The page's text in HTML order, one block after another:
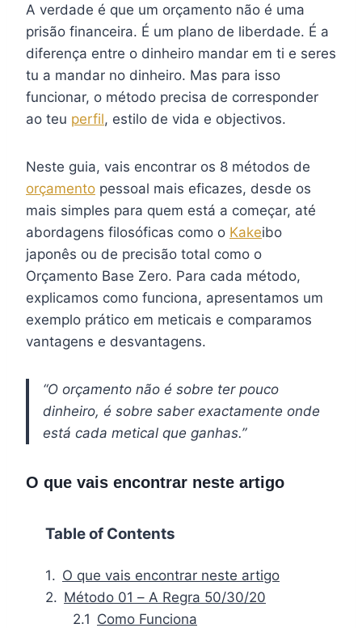
A verdade é que um orçamento não é uma
prisão financeira. É um plano de liberdade. É a
diferença entre o dinheiro mandar em ti e seres
tu a mandar no dinheiro. Mas para isso
funcionar, o método precisa de corresponder
ao teu perfil, estilo de vida e objectivos.
Neste guia, vais encontrar os 8 métodos de
orçamento pessoal mais eficazes, desde os
mais simples para quem está a começar, até
abordagens filosóficas como o Kakeibo
japonês ou de precisão total como o
Orçamento Base Zero. Para cada método,
explicamos como funciona, apresentamos um
exemplo prático em meticais e comparamos
vantagens e desvantagens.
“O orçamento não é sobre ter pouco
dinheiro, é sobre saber exactamente onde
está cada metical que ganhas.”
O que vais encontrar neste artigo
Table of Contents
O que vais encontrar neste artigo
Método 01 – A Regra 50/30/20
Como Funciona